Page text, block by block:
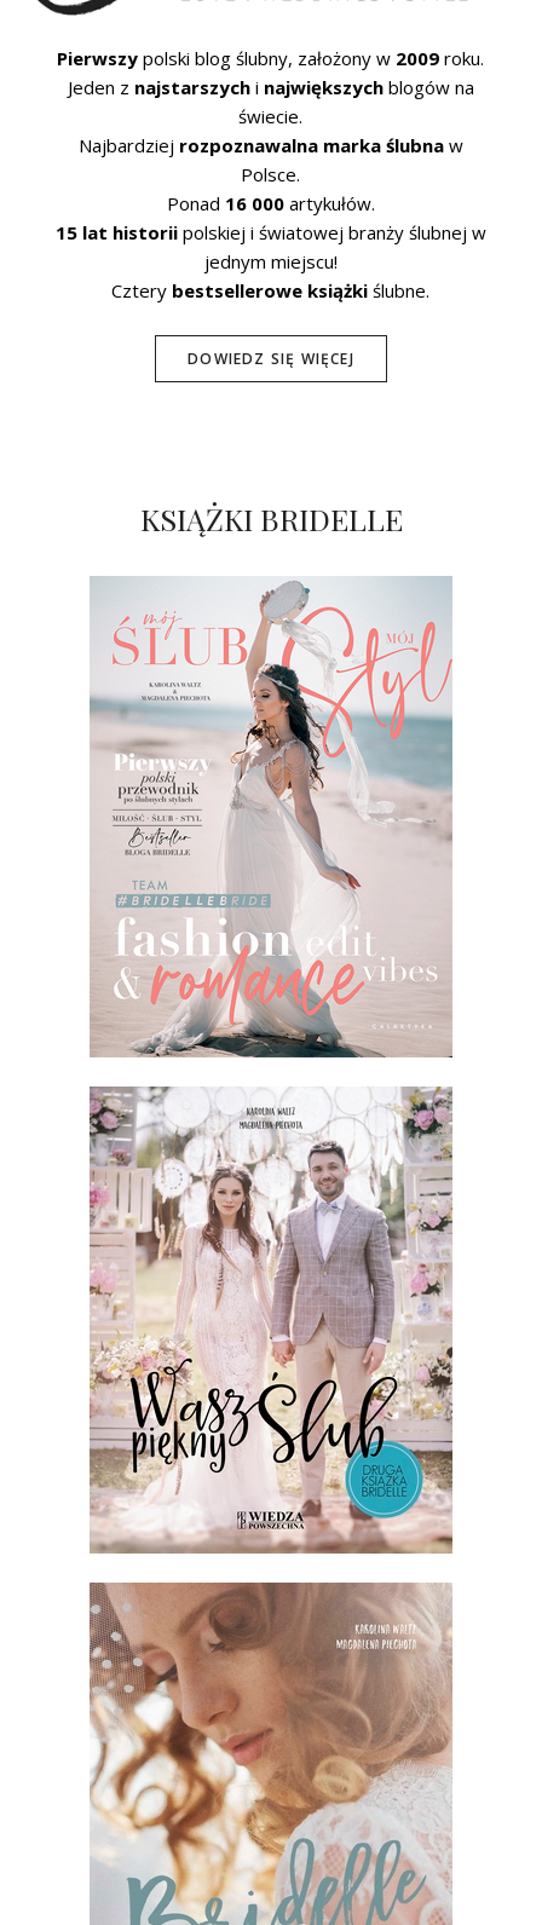
Pierwszy polski blog ślubny, założony w 2009 roku.
Jeden z najstarszychi największychblogów na
świecie.
Najbardziej rozpoznawalna marka ślubnaw
Polsce.
Ponad 16 000artykułów.
15 lat historiipolskiej i światowej branży ślubnej w
jednym miejscu!
Cztery bestsellerowe książki ślubne.
DOWIEDZ SIĘ WIĘCEJ
KSIĄŻKI BRIDELLE